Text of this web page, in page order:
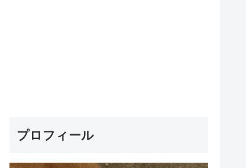
プロフィール